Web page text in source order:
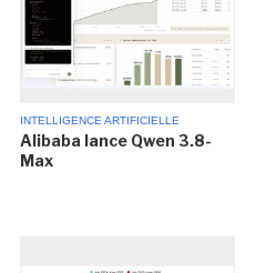
INTELLIGENCE ARTIFICIELLE
Alibaba lance Qwen 3.8-
Max